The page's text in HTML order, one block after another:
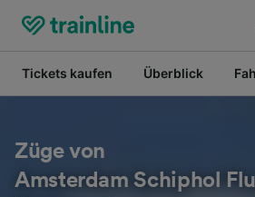
Tickets kaufen Überblick
Züge von
Amsterdam Schiphol